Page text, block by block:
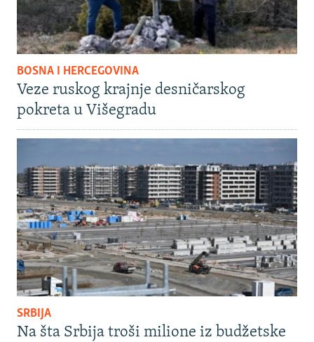
BOSNA I HERCEGOVINA
Veze ruskog krajnje desničarskog
pokreta u Višegradu
SRBIJA
Na šta Srbija troši milione iz budžetske